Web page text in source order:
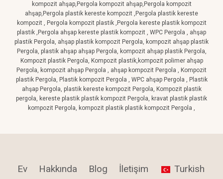
kompozit ahşap,Pergola kompozit ahşap,Pergola kompozit
ahşap,Pergola plastik kereste kompozit ,Pergola plastik kereste
kompozit , Pergola kompozit plastik ,Pergola kereste plastik kompozit
plastik ,Pergola ahşap kereste plastik kompozit , WPC Pergola , ahşap
plastik Pergola, ahşap plastik kompozit Pergola, kompozit ahşap plastik
Pergola, plastik ahşap ahşap Pergola, kompozit ahşap plastik Pergola,
Kompozit plastik Pergola, Kompozit plastik,kompozit polimer ahşap
Pergola, kompozit ahşap Pergola , ahşap kompozit Pergola , Kompozit
plastik Pergola, Plastik kompozit Pergola , WPC ahşap Pergola , Plastik
ahşap Pergola, plastik kereste kompozit Pergola, Kompozit plastik
pergola, kereste plastik plastik kompozit Pergola, kravat plastik plastik
kompozit Pergola, kompozit plastik plastik kompozit Pergola ,
Ev Hakkında Blog İletişim Turkish